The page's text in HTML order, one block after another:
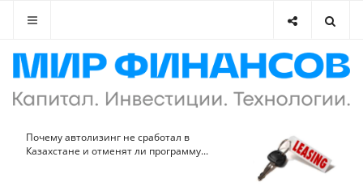
Почему автолизинг не сработал в
Казахстане и отменят ли программу...